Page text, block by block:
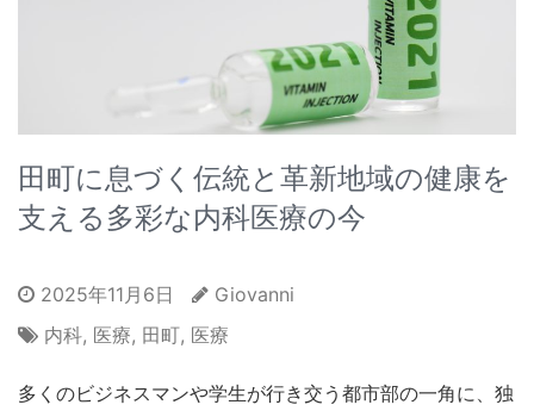
田町に息づく伝統と革新地域の健康を
支える多彩な内科医療の今
2025年11月6日
Giovanni
内科, 医療, 田町, 医療
多くのビジネスマンや学生が行き交う都市部の一角に、独